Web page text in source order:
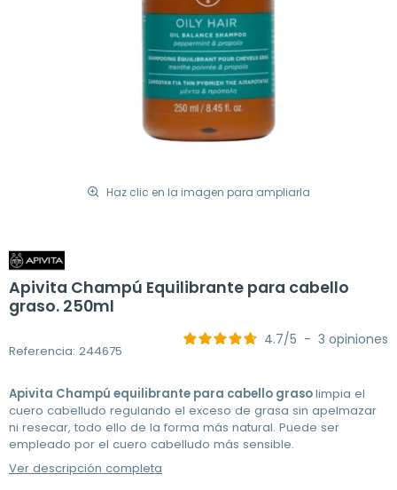
Haz clic en la imagen para ampliarla
Apivita Champú Equilibrante para cabello
graso. 250ml
Referencia: 244675
4.7/5 - 3 opiniones
Apivita Champú equilibrante para cabello grasolimpia el
cuero cabelludo regulando el exceso de grasa sin apelmazar
ni resecar, todo ello de la forma más natural. Puede ser
empleado por el cuero cabelludo más sensible.
Ver descripción completa